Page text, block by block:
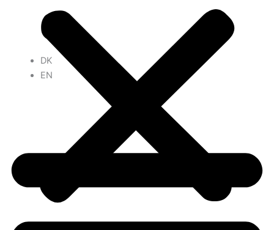
DK
EN